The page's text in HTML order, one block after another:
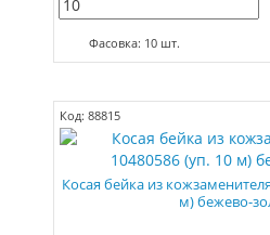
Фасовка: 10 шт.
Код: 88815
Косая бейка из
м) бежево-